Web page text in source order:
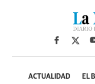
ACTUALIDAD EL